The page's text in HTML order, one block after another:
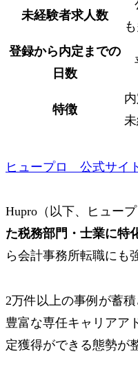
未経験者求人数
登録から内定までの
日数
特徴
ヒュープロ 公式サイ
Hupro（以下、ヒュープ
た税務部門・士業に特
ら会計事務所転職にも
2万件以上の事例が蓄
豊富な専任キャリアア
定獲得ができる態勢が